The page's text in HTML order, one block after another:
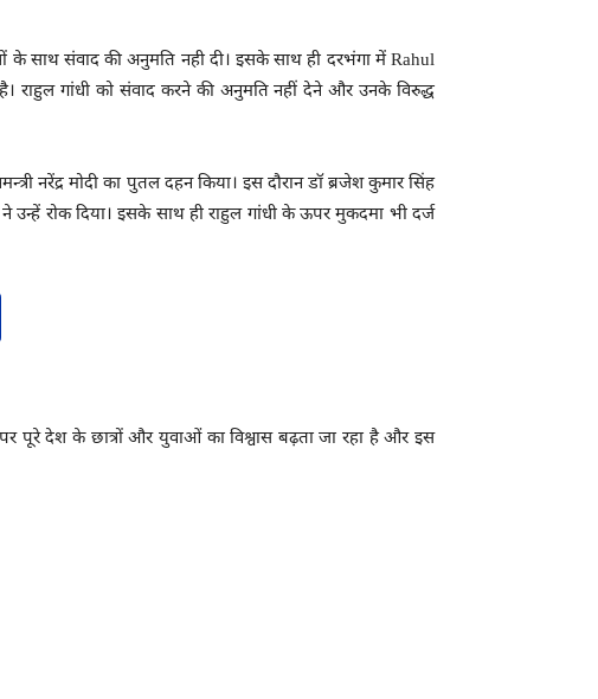
के साथ संवाद की अनुमति नही दी। इसके साथ ही दरभंगा में Rahul
राहुल गांधी को संवाद करने की अनुमति नहीं देने और उनके विरुद्ध
नरेंद्र मोदी का पुतल दहन किया। इस दौरान डॉ ब्रजेश कुमार सिंह
रोक दिया। इसके साथ ही राहुल गांधी के ऊपर मुकदमा भी दर्ज
पूरे देश के छात्रों और युवाओं का विश्वास बढ़ता जा रहा है और इस